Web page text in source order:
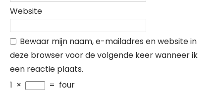
Website
Bewaar mijn naam, e-mailadres en website in
deze browser voor de volgende keer wanneer ik
een reactie plaats.
1 × = four